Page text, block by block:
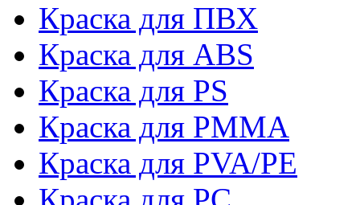
Краска для ПВХ
Краска для ABS
Краска для PS
Краска для PMMA
Краска для PVA/PE